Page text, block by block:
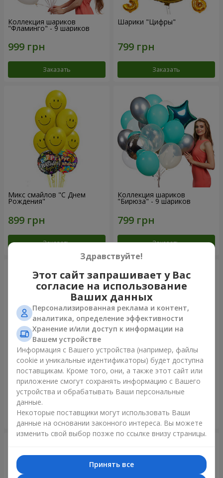
Коллекция шариков
"Фламинго" - 9 шариков
Заказать
Шарики "Цифры"
Заказать
Микс смайлов "C Днем
Рождения"
Заказать
Коллекция шариков
"Бирюза" - 9 шариков
Заказать
11 желтых смайлов и
красных сердец
Заказать
Фонтан шаров "Небо"
Заказать
Здравствуйте!
Этот сайт запрашивает у Вас
согласие на использование
Ваших данных
Персонализированная реклама и контент,
аналитика, определение эффективности
Хранение и/или доступ к информации на
Вашем устройстве
Информация с Вашего устройства (например, файлы
cookie и уникальные идентификаторы) будет доступна
поставщикам. Кроме того, они, а также этот сайт или
приложение смогут сохранять информацию с Вашего
устройства и обрабатывать Ваши персональные
данные.
Некоторые поставщики могут использовать Ваши
данные на основании законного интереса. Вы можете
изменить свой выбор позже по ссылке внизу страницы.
Принять все